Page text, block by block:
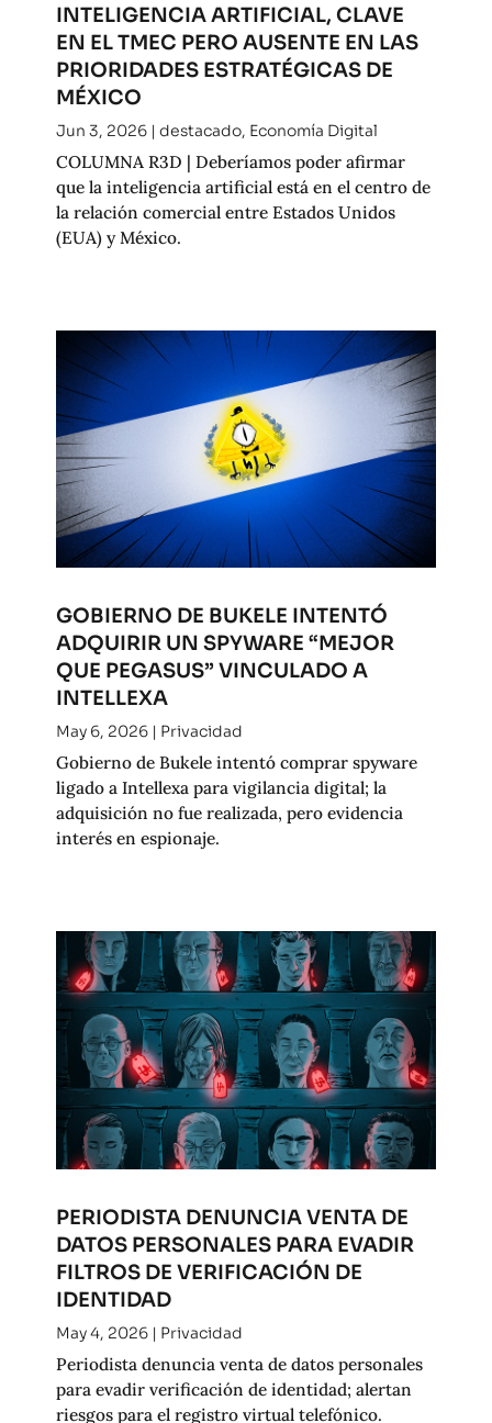
INTELIGENCIA ARTIFICIAL, CLAVE
EN EL TMEC PERO AUSENTE EN LAS
PRIORIDADES ESTRATÉGICAS DE
MÉXICO
Jun 3, 2026| destacado, Economía Digital
COLUMNA R3D | Deberíamos poder afirmar
que la inteligencia artificial está en el centro de
la relación comercial entre Estados Unidos
(EUA) y México.
GOBIERNO DE BUKELE INTENTÓ
ADQUIRIR UN SPYWARE “MEJOR
QUE PEGASUS” VINCULADO A
INTELLEXA
May 6, 2026| Privacidad
Gobierno de Bukele intentó comprar spyware
ligado a Intellexa para vigilancia digital; la
adquisición no fue realizada, pero evidencia
interés en espionaje.
PERIODISTA DENUNCIA VENTA DE
DATOS PERSONALES PARA EVADIR
FILTROS DE VERIFICACIÓN DE
IDENTIDAD
May 4, 2026| Privacidad
Periodista denuncia venta de datos personales
para evadir verificación de identidad; alertan
riesgos para el registro virtual telefónico.